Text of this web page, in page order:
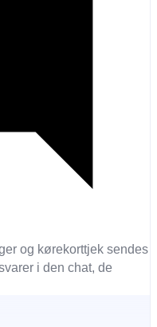
og kørekorttjek sendes
i den chat, de